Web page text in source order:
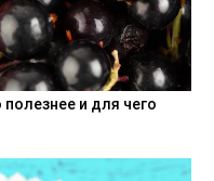
и для чего